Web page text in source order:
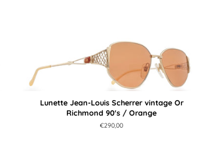
Lunette Jean-Louis Scherrer vintage Or
Richmond 90's / Orange
Prix
€290,00